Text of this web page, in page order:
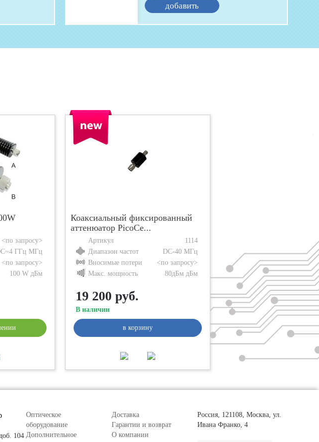
добавить
<по запросу>
ГГц МГц
<по запросу>
100 W дБм
Коаксиальный фиксированный
аттенюатор PicoCe...
Артикул
1114
Диапазон частот
DC-40 МГц
Вносимые потери
<по запросу>
Макс. мощность
80дБм дБм
19 200 руб.
В наличии
в корзину
104
Оптическое
оборудование
Дополнительное
Доставка
Гарантии и возврат
О компании
Россия, 121108, Москва, ул.
Ивана Франко, 4